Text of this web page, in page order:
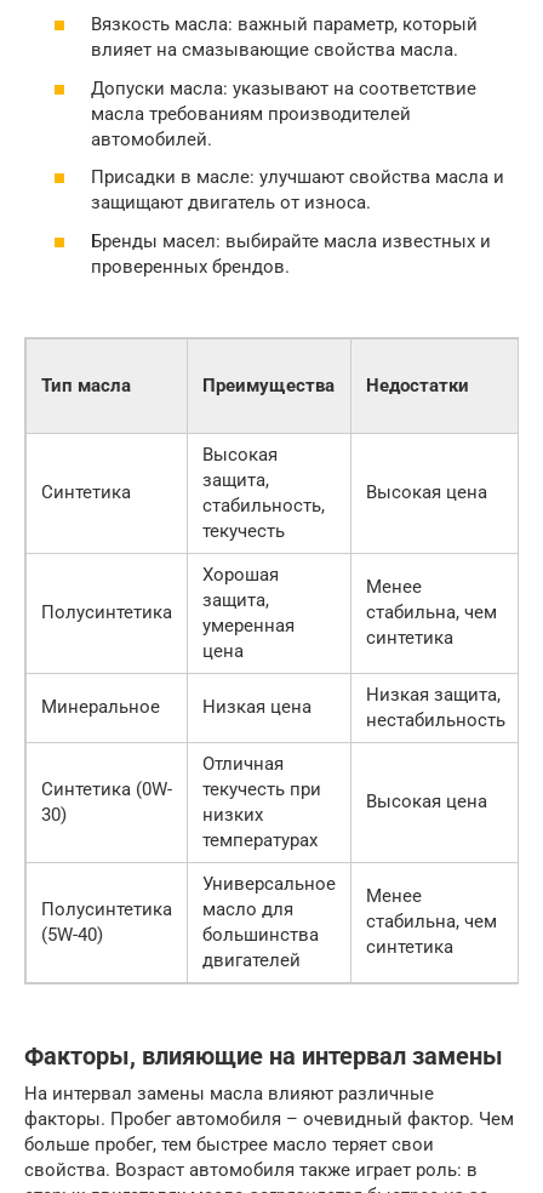
Вязкость масла: важный параметр, который
влияет на смазывающие свойства масла.
Допуски масла: указывают на соответствие
масла требованиям производителей
автомобилей.
Присадки в масле: улучшают свойства масла и
защищают двигатель от износа.
Бренды масел: выбирайте масла известных и
проверенных брендов.
Тип масла Преимущества Недостатки
Синтетика
Высокая
защита,
стабильность,
текучесть
Высокая цена
Полусинтетика
Хорошая
защита,
умеренная
цена
Менее
стабильна, чем
синтетика
Минеральное Низкая цена
Низкая защита,
нестабильность
Синтетика (0W-
30)
Отличная
текучесть при
низких
температурах
Высокая цена
Полусинтетика
(5W-40)
Универсальное
масло для
большинства
двигателей
Менее
стабильна, чем
синтетика
Факторы, влияющие на интервал замены
На интервал замены масла влияют различные
факторы. Пробег автомобиля – очевидный фактор. Чем
больше пробег, тем быстрее масло теряет свои
свойства. Возраст автомобиля также играет роль: в